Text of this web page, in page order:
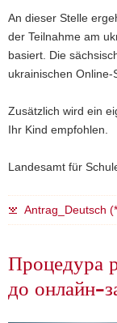
An dieser Stelle
der Teilnahme am
basiert. Die
ukrainischen Online-
Zusätzlich wird ein
Ihr Kind empfohlen.
Landesamt für
Antrag_Deutsch
Процедура
до онлайн-